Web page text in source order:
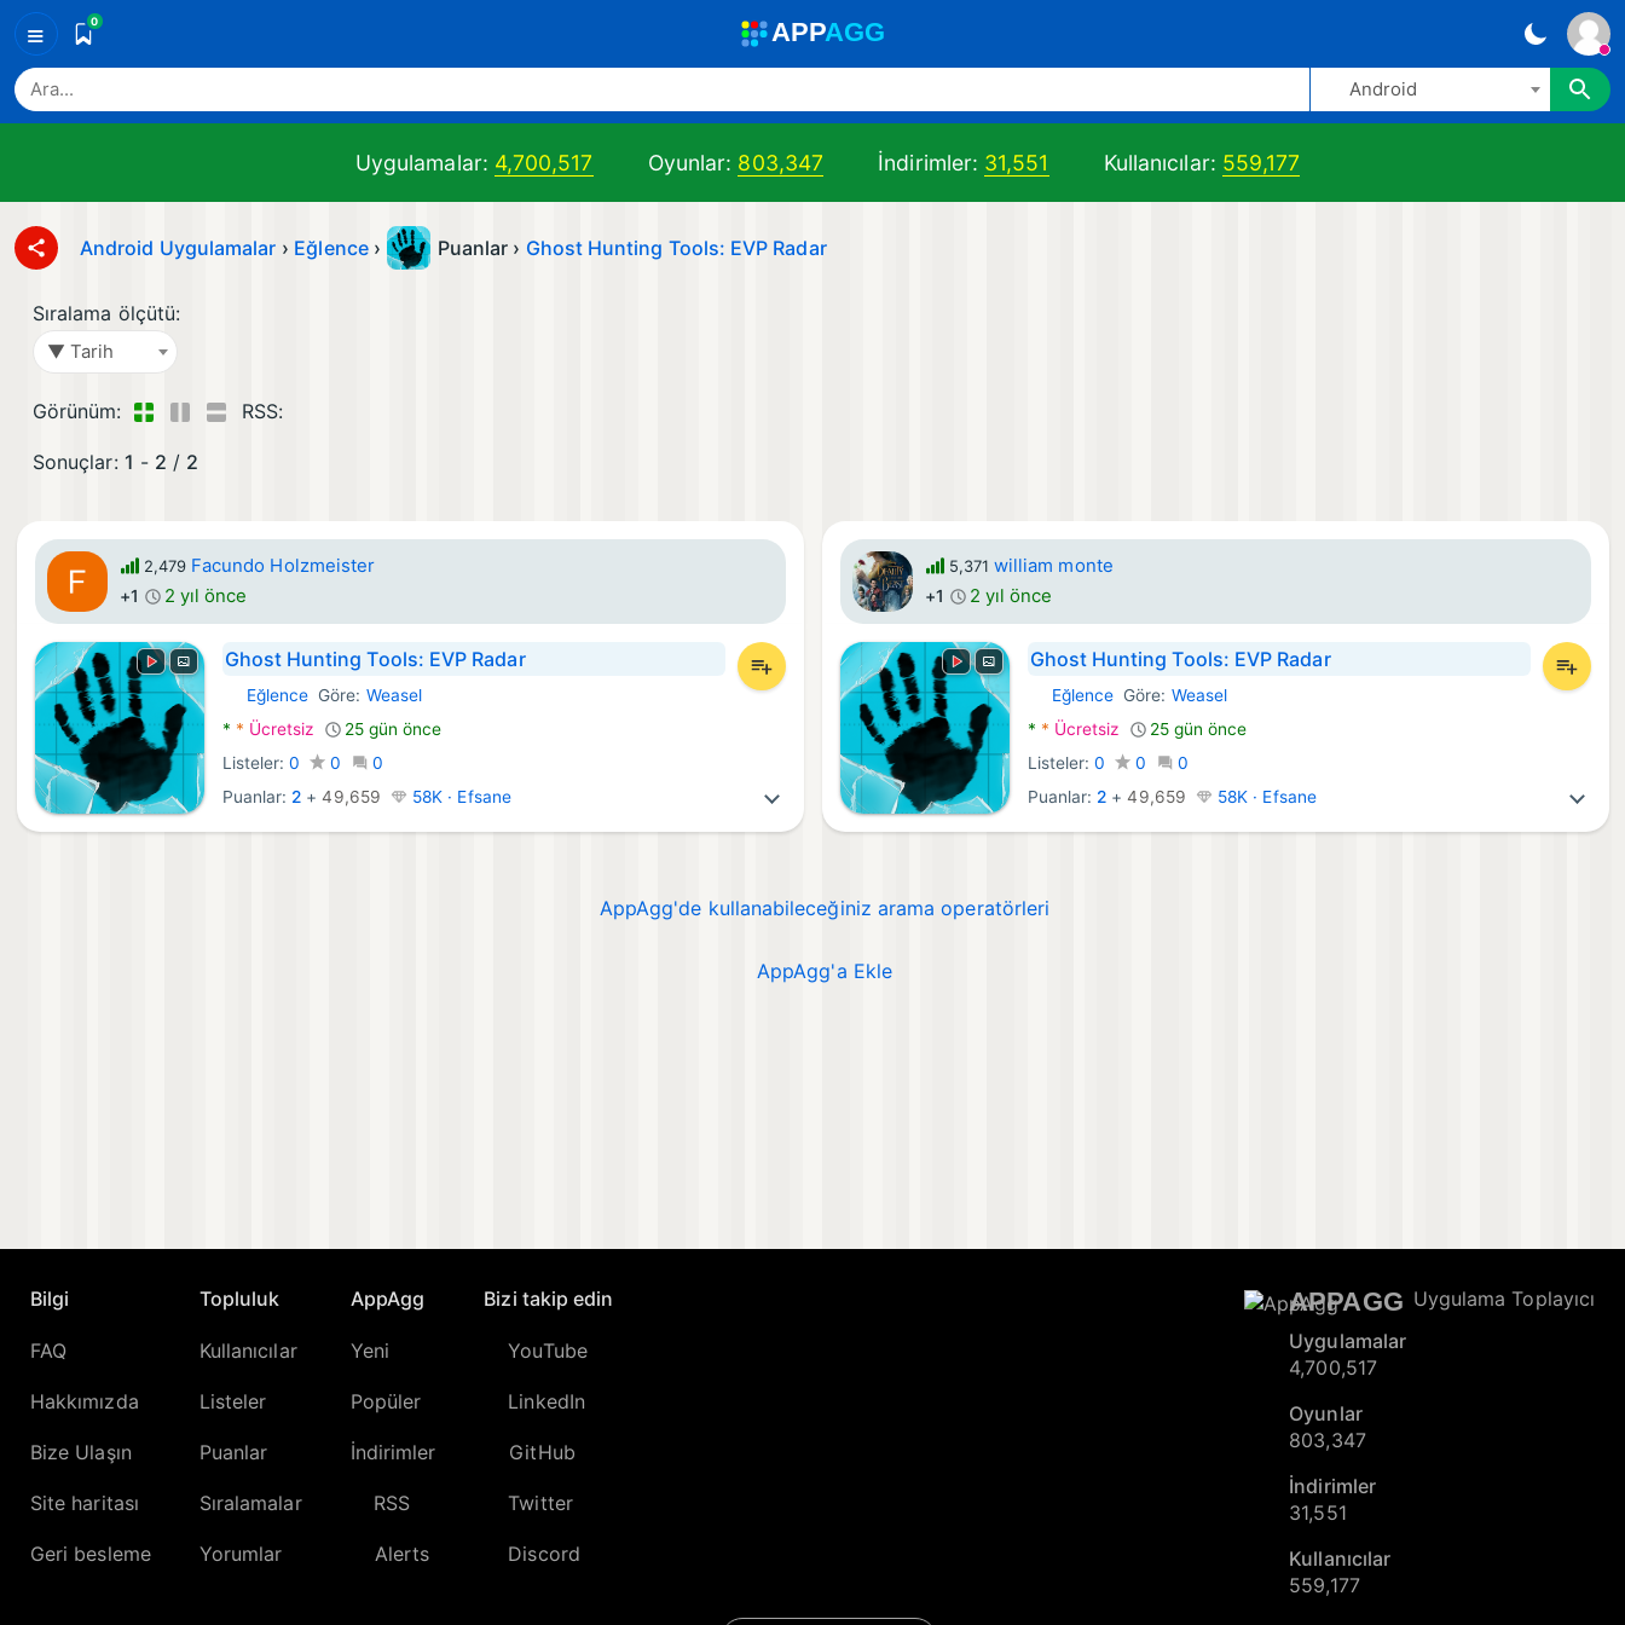
≡ 0 APPAGG
Android
Uygulamalar: 4,700,517 Oyunlar: 803,347 İndirimler: 31,551 Kullanıcılar: 559,177
Android Uygulamalar › Eğlence › Puanlar › Ghost Hunting Tools: EVP Radar
Sıralama ölçütü:
▼ Tarih
Görünüm: RSS:
Sonuçlar: 1 - 2 / 2
2,479 Facundo Holzmeister
+1 2 yıl önce
Ghost Hunting Tools: EVP Radar
Android Uygulamalar:
Eğlence Göre: Weasel
* * Ücretsiz
25 gün önce
Listeler:0 0
0
Puanlar: 2 +49,659 58K · Efsane
5,371 william monte
+1 2 yıl önce
Ghost Hunting Tools: EVP Radar
Android Uygulamalar:
Eğlence Göre: Weasel
* * Ücretsiz
25 gün önce
Listeler:0 0
0
Puanlar: 2 +49,659 58K · Efsane
AppAgg'de kullanabileceğiniz arama operatörleri
AppAgg'a Ekle
Bilgi
FAQ
Hakkımızda
Bize Ulaşın
Site haritası
Geri besleme
Topluluk
Kullanıcılar
Listeler
Puanlar
Sıralamalar
Yorumlar
AppAgg
Yeni
Popüler
İndirimler
RSS
Alerts
Bizi takip edin
YouTube
LinkedIn
GitHub
Twitter
Discord
APPAGG Uygulama Toplayıcı
Uygulamalar
4,700,517
Oyunlar
803,347
İndirimler
31,551
Kullanıcılar
559,177